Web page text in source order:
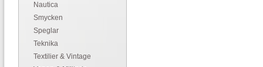
Nautica
Smycken
Speglar
Teknika
Textilier & Vintage